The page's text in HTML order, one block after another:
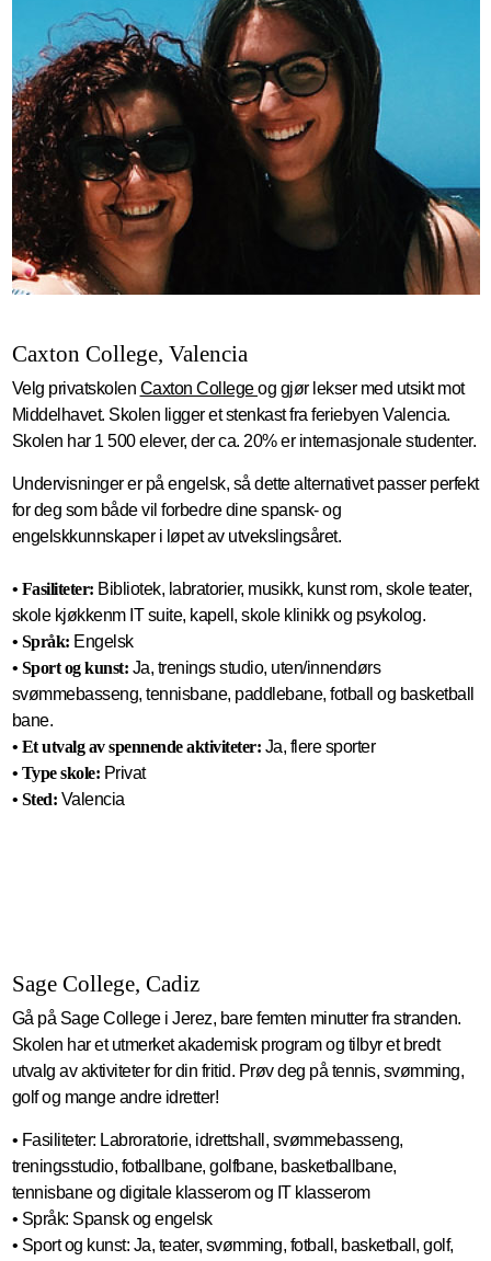
Caxton College, Valencia
Velg privatskolen Caxton Collegeog gjør lekser med utsikt mot
Middelhavet. Skolen ligger et stenkast fra feriebyen Valencia.
Skolen har 1 500 elever, der ca. 20% er internasjonale studenter.
Undervisninger er på engelsk, så dette alternativet passer perfekt
for deg som både vil forbedre dine spansk- og
engelskkunnskaper i løpet av utvekslingsåret.
• Fasiliteter: Bibliotek, labratorier, musikk, kunst rom, skole teater,
skole kjøkkenm IT suite, kapell, skole klinikk og psykolog.
• Språk: Engelsk
• Sport og kunst: Ja, trenings studio, uten/innendørs
svømmebasseng, tennisbane, paddlebane, fotball og basketball
bane.
• Et utvalg av spennende aktiviteter: Ja, flere sporter
• Type skole: Privat
• Sted: Valencia
Sage College, Cadiz
Gå på Sage College i Jerez, bare femten minutter fra stranden.
Skolen har et utmerket akademisk program og tilbyr et bredt
utvalg av aktiviteter for din fritid. Prøv deg på tennis, svømming,
golf og mange andre idretter!
• Fasiliteter: Labroratorie, idrettshall, svømmebasseng,
treningsstudio, fotballbane, golfbane, basketballbane,
tennisbane og digitale klasserom og IT klasserom
• Språk: Spansk og engelsk
• Sport og kunst: Ja, teater, svømming, fotball, basketball, golf,